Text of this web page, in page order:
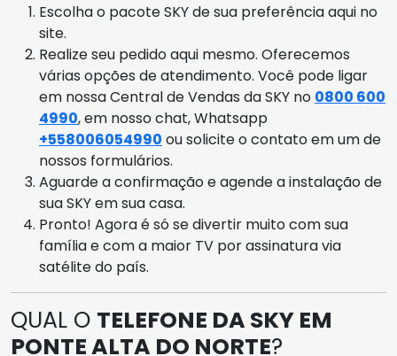
Escolha o pacote SKY de sua preferência aqui no
site.
Realize seu pedido aqui mesmo. Oferecemos
várias opções de atendimento. Você pode ligar
em nossa Central de Vendas da SKY no 0800 600
4990, em nosso chat, Whatsapp
+558006054990 ou solicite o contato em um de
nossos formulários.
Aguarde a confirmação e agende a instalação de
sua SKY em sua casa.
Pronto! Agora é só se divertir muito com sua
família e com a maior TV por assinatura via
satélite do país.
QUAL O TELEFONE DA SKY EM
PONTE ALTA DO NORTE?